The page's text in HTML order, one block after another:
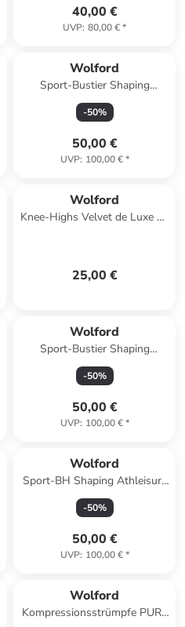
40,00 €
UVP: 80,00 €*
Wolford
Sport-Bustier Shaping
Athleisure in grau-mel.
-50%
50,00 €
UVP: 100,00 €*
Wolford
Knee-Highs Velvet de Luxe 50
25,00 €
Wolford
Sport-Bustier Shaping
Athleisure in Schwarz
-50%
50,00 €
UVP: 100,00 €*
Wolford
Sport-BH Shaping Athleisure
in grau-mel.
-50%
50,00 €
UVP: 100,00 €*
Wolford
Kompressionsstrümpfe PURE